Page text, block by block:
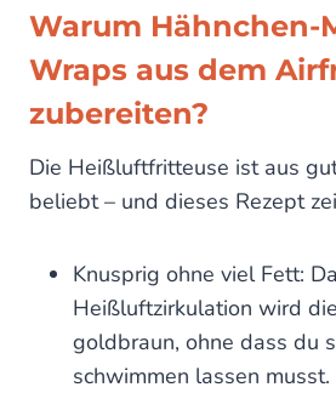
Warum Hähnchen-
Wraps aus dem
zubereiten?
Die Heißluftfritteuse ist aus
beliebt – und dieses Rezept
Knusprig ohne viel Fett:
Heißluftzirkulation wird
goldbraun, ohne dass du
schwimmen lassen musst.